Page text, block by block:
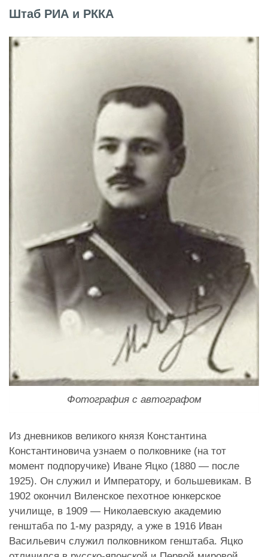
Штаб РИА и РККА
Фотография с автографом
Из дневников великого князя Константина
Константиновича узнаем о полковнике (на тот
момент подпоручике) Иване Яцко (1880 — после
1925). Он служил и Императору, и большевикам. В
1902 окончил Виленское пехотное юнкерское
училище, в 1909 — Николаевскую академию
генштаба по 1-му разряду, а уже в 1916 Иван
Васильевич служил полковником генштаба. Яцко